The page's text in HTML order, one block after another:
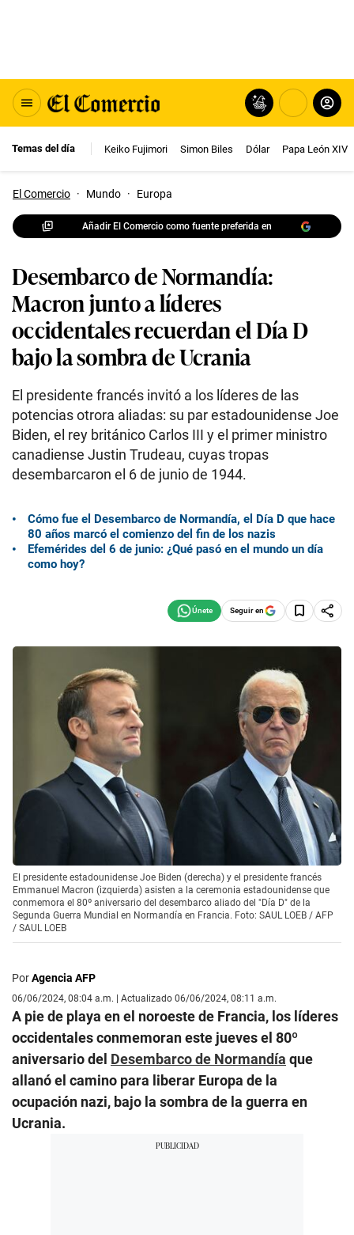
Temas del día Keiko Fujimori Simon Biles Dólar Papa León XIV
El Comercio · Mundo · Europa
Añadir El Comercio como fuente preferida en
Desembarco de Normandía:
Macron junto a líderes
occidentales recuerdan el Día D
bajo la sombra de Ucrania
El presidente francés invitó a los líderes de las
potencias otrora aliadas: su par estadounidense Joe
Biden, el rey británico Carlos III y el primer ministro
canadiense Justin Trudeau, cuyas tropas
desembarcaron el 6 de junio de 1944.
Cómo fue el Desembarco de Normandía, el Día D que hace
80 años marcó el comienzo del fin de los nazis
Efemérides del 6 de junio: ¿Qué pasó en el mundo un día
como hoy?
Seguir en
El presidente estadounidense Joe Biden (derecha) y el presidente francés
Emmanuel Macron (izquierda) asisten a la ceremonia estadounidense que
conmemora el 80º aniversario del desembarco aliado del "Día D" de la
Segunda Guerra Mundial en Normandía en Francia. Foto: SAUL LOEB / AFP
/ SAUL LOEB
PorAgencia AFP
06/06/2024, 08:04 a.m. | Actualizado 06/06/2024, 08:11 a.m.
A pie de playa en el noroeste de Francia, los líderes
occidentales conmemoran este jueves el 80º
aniversario del Desembarco de Normandía que
allanó el camino para liberar Europa de la
ocupación nazi, bajo la sombra de la guerra en
Ucrania.